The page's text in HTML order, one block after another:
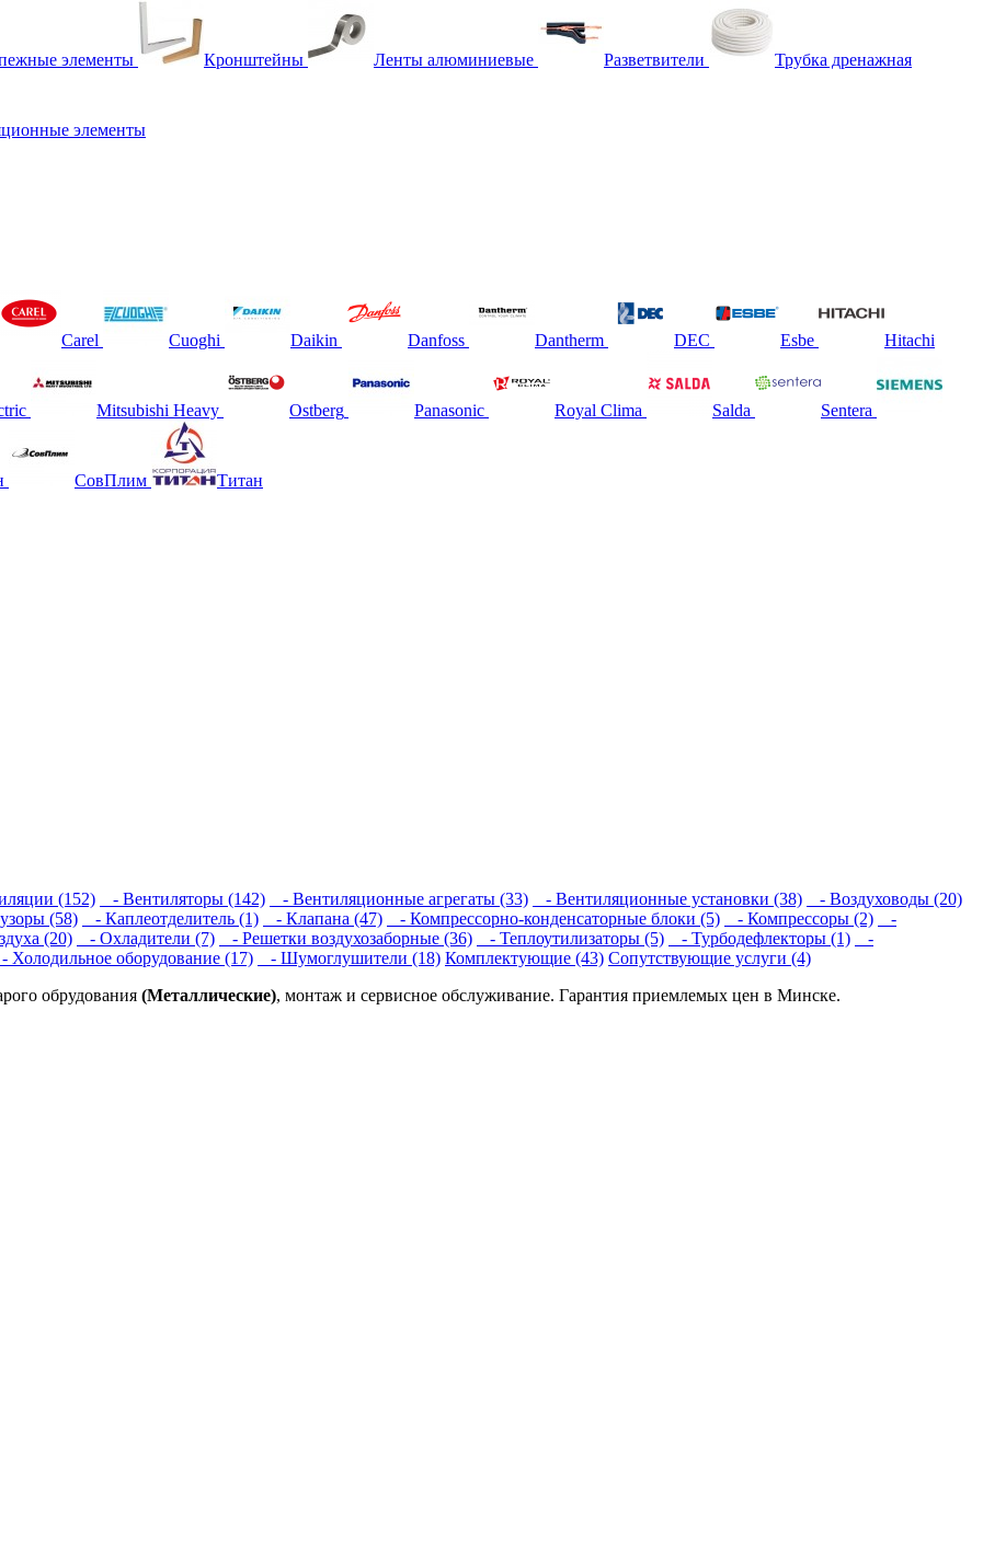
элементы Кронштейны Ленты алюминиевые Разветвители Трубка дренажная
элементы
Carel Cuoghi Daikin Danfoss Dantherm DEC Esbe Hitachi
Mitsubishi Heavy Ostberg Panasonic Royal Clima Salda Sentera
СовПлим Титан
(152) - Вентиляторы (142) - Вентиляционные агрегаты (33) - Вентиляционные установки (38)
- Воздуховоды (20)
(58) - Каплеотделитель (1) - Клапана (47) - Компрессорно-конденсаторные блоки (5) - Компрессоры (2)
-
(20) - Охладители (7) - Решетки воздухозаборные (36) - Теплоутилизаторы (5) - Турбодефлекторы (1)
-
Холодильное оборудование (17) - Шумоглушители (18) Комплектующие (43) Сопутствующие услуги (4)
обрудования (Металлические), монтаж и сервисное обслуживание. Гарантия приемлемых цен в Минске.